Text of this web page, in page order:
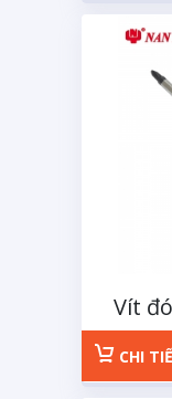
Vít
dài
CHI